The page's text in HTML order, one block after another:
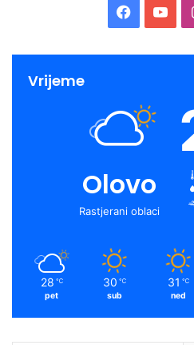
Vrijeme
Olovo
Rastjerani oblaci
28 ℃
pet
30 ℃
sub
31 ℃
ned